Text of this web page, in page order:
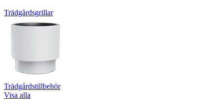
Trädgårdsgrillar
Trädgårdstillbehör
Visa alla